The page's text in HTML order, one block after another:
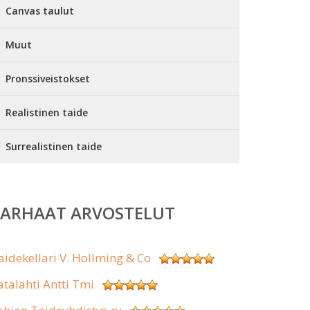
Canvas taulut
Muut
Pronssiveistokset
Realistinen taide
Surrealistinen taide
ARVOSTELUT
V. Hollming & Co
Antti Tmi